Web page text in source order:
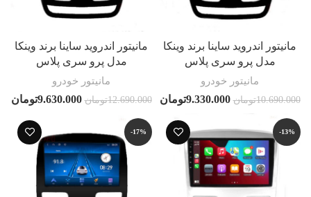
مانیتور اندروید ساینا برند وینکا
مدل پرو سری پلاس
مانیتور خودرو
10.690.000تومان 9.330.000تومان
مانیتور اندروید ساینا برند وینکا
مدل پرو سری پلاس
مانیتور خودرو
12.690.000تومان 9.630.000تومان
-13%
-17%